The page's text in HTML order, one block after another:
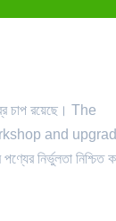
চাপ রয়েছে। The
and
নির্ভুলতা নিশ্চিত